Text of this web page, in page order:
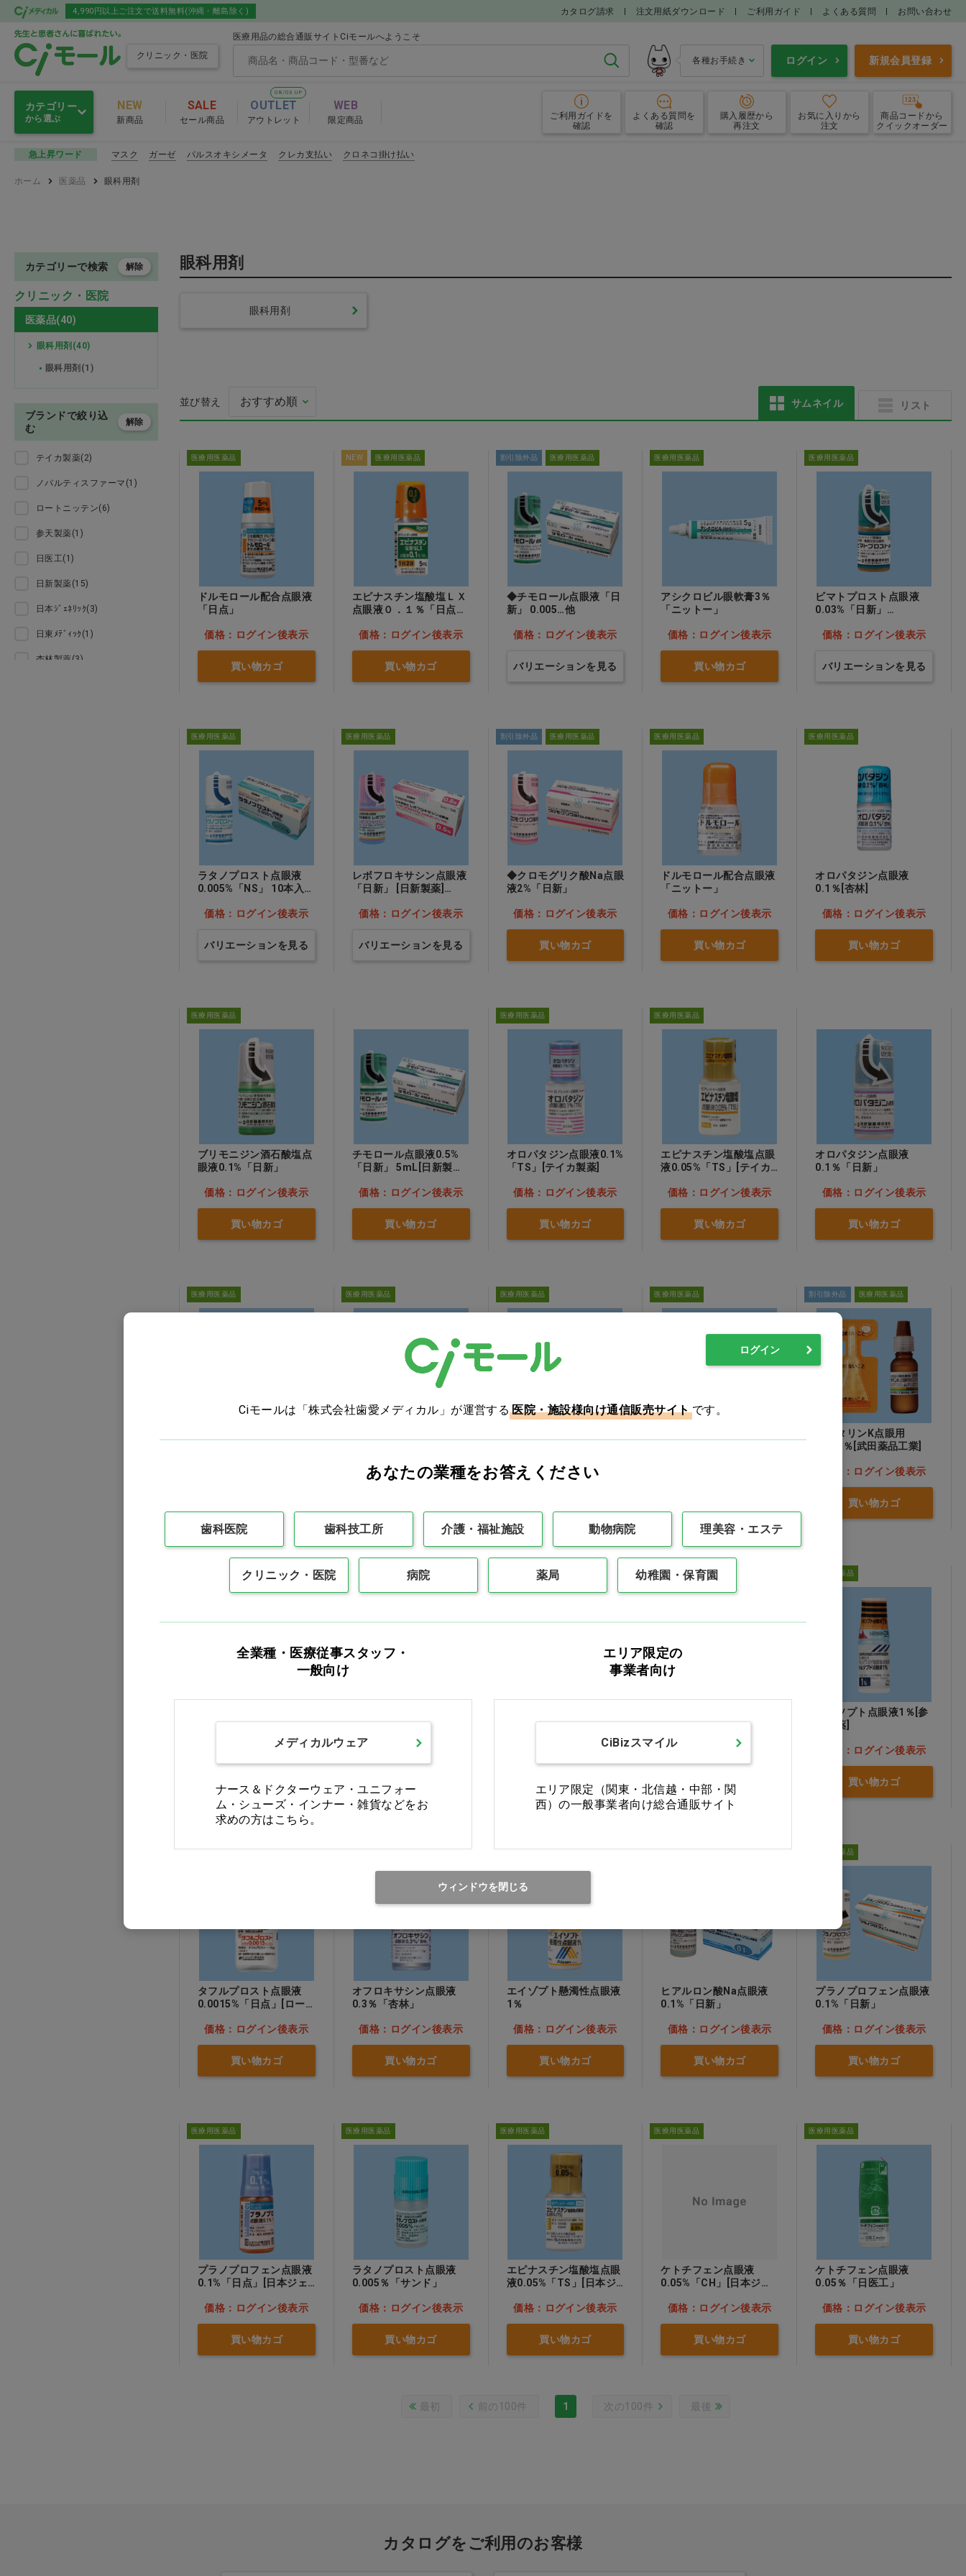
4,990円以上ご注文で送料無料(沖縄・離島除く) カタログ請求 注文用紙ダウンロード ご利用ガイド よくある質問 お問い合わせ
クリニック・医院
医療用品の総合通販サイトCiモールへようこそ
検索 各種お手続き ログイン 新規会員登録
カテゴリー
から選ぶ
感染予防
滅菌・消毒・洗浄
注射・輸液・カテーテル
診察
検査
処置
プレゼント用品
介護用品
ウェア
美容・ヘルスケア
家具 備品
感染予防
感染予防 おすすめアイテム
チークカラーマスク ア
価格：ログイン後表示 価格：ログイン後表示
CiPRO 手術用グローブ
NEW
新商品
SALE
セール商品
08/03 UP
OUTLET
アウトレット
WEB
限定商品 ご利用ガイド を
確認
よくある質問を
確認
購入履歴から
再注文
お気に入り から
注文
商品コードから
クイックオーダー
急上昇ワード マスク ガーゼ パルスオキシメータ クレカ支払い クロネコ掛け払い
ホーム 医薬品 眼科用剤
眼科用剤
眼科用剤
並び替え サムネイル リスト
医療用医薬品
ドルモロール配合点眼液
「日点」
価格：ログイン後表示
買い物カゴ
NEW 医療用医薬品
エピナスチン塩酸塩ＬＸ
点眼液０．１％「日点」
価格：ログイン後表示
買い物カゴ
割引除外品 医療用医薬品
◆チモロール点眼液「日
新」 0.005…他
価格：ログイン後表示
バリエーションを見る
医療用医薬品
アシクロビル眼軟膏3％
「ニットー」
価格：ログイン後表示
買い物カゴ
医療用医薬品
ビマトプロスト点眼液
0.03%「日新」
価格：ログイン後表示
バリエーションを見る
医療用医薬品
ラタノプロスト点眼液
0.005%「NS」 10本入…
価格：ログイン後表示
バリエーションを見る
医療用医薬品
レボフロキサシン点眼液
「日新」 [日新製薬]
価格：ログイン後表示
バリエーションを見る
割引除外品 医療用医薬品
◆クロモグリク酸Na点眼
液2%「日新」
価格：ログイン後表示
買い物カゴ
医療用医薬品
ドルモロール配合点眼液
「ニットー」
価格：ログイン後表示
買い物カゴ
医療用医薬品
オロパタジン点眼液
0.1％[杏林]
価格：ログイン後表示
買い物カゴ
医療用医薬品
ブリモニジン酒石酸塩点
眼液0.1%「日新」
価格：ログイン後表示
買い物カゴ
チモロール点眼液0.5%
「日新」 5mL[日新製薬]
価格：ログイン後表示
買い物カゴ
医療用医薬品
オロパタジン点眼液0.1%
「TS」[テイカ製薬]
価格：ログイン後表示
買い物カゴ
医療用医薬品
エピナスチン塩酸塩点眼
液0.05%「TS」[テイカ
価格：ログイン後表示
買い物カゴ
オロパタジン点眼液
0.1％「日新」
価格：ログイン後表示
買い物カゴ
医療用医薬品 医療用医薬品
価格：ログイン後表示
医療用医薬品
価格：ログイン後表示
医療用医薬品 割引除外品 医療用医薬品
◆カタリンK点眼用
0.005％[武田薬品工業]
価格：ログイン後表示
買い物カゴ
液0.05％「日新」
価格：ログイン後表示
0.03%「日点」
価格：ログイン後表示
医療用医薬品
0.3%「日新」
価格：ログイン後表示
買い物カゴ
医療用医薬品
眼液0.1％「SEC」 [参天
製薬] 5mL×10瓶
価格：ログイン後表示
買い物カゴ
医療用医薬品
トルソプト点眼液1％[参
天製薬]
価格：ログイン後表示
買い物カゴ
医療用医薬品
タフルプロスト点眼液
0.0015%「日点」[ロー
価格：ログイン後表示
買い物カゴ
医療用医薬品
オフロキサシン点眼液
0.3％「杏林」
価格：ログイン後表示
買い物カゴ
医療用医薬品
エイゾプト懸濁性点眼液
1％
価格：ログイン後表示
買い物カゴ
医療用医薬品
ヒアルロン酸Na点眼液
0.1%「日新」
価格：ログイン後表示
買い物カゴ
医療用医薬品
プラノプロフェン点眼液
0.1%「日新」
価格：ログイン後表示
買い物カゴ
医療用医薬品
プラノプロフェン点眼液
0.1%「日点」[日本ジェ
価格：ログイン後表示
買い物カゴ
医療用医薬品
ラタノプロスト点眼液
0.005％「サンド」
価格：ログイン後表示
買い物カゴ
医療用医薬品
エピナスチン塩酸塩点眼
液0.05%「TS」[日本ジ
価格：ログイン後表示
買い物カゴ
医療用医薬品
ケトチフェン点眼液
0.05%「CH」[日本ジェ
価格：ログイン後表示
買い物カゴ
医療用医薬品
ケトチフェン点眼液
0.05％「日医工」
価格：ログイン後表示
買い物カゴ
最初 前の100件 1 次の100件 最後
カテゴリーで検索 解除
クリニック・医院
医薬品(40)
眼科用剤(40)
眼科用剤(1)
ブランドで絞り込
む
解除
テイカ製薬(2)
ノバルティスファーマ(1)
ロートニッテン(6)
参天製薬(1)
日医工(1)
日新製薬(15)
日本ｼﾞｪﾈﾘｯｸ(3)
日東ﾒﾃﾞｨｯｸ(1)
杏林製薬(3)
カタログをご利用のお客様
ログイン
Ciモールは「株式会社歯愛メディカル」が運営する医院・施設様向け通信販売サイトです。
あなたの業種をお答えください
歯科医院 歯科技工所 介護・福祉施設 動物病院 理美容・エステ
クリニック・医院 病院 薬局 幼稚園・保育園
全業種・医療従事スタッフ・
一般向け
メディカルウェア
ナース＆ドクターウェア・ユニフォー
ム・シューズ・インナー・雑貨などをお
求めの方はこちら。
エリア限定の
事業者向け
CiBizスマイル
エリア限定（関東・北信越・中部・関
西）の一般事業者向け総合通販サイト
ウィンドウを閉じる